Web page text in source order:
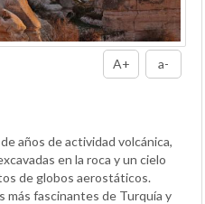
A+ a-
años de actividad volcánica,
en la roca y un cielo
de globos aerostáticos.
más fascinantes de Turquía y